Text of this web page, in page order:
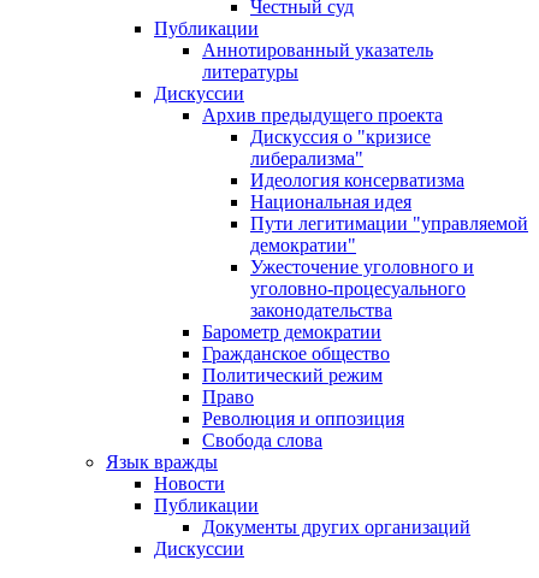
Честный суд
Публикации
Аннотированный указатель
литературы
Дискуссии
Архив предыдущего проекта
Дискуссия о "кризисе
либерализма"
Идеология консерватизма
Национальная идея
Пути легитимации "управляемой
демократии"
Ужесточение уголовного и
уголовно-процесуального
законодательства
Барометр демократии
Гражданское общество
Политический режим
Право
Революция и оппозиция
Свобода слова
Язык вражды
Новости
Публикации
Документы других организаций
Дискуссии